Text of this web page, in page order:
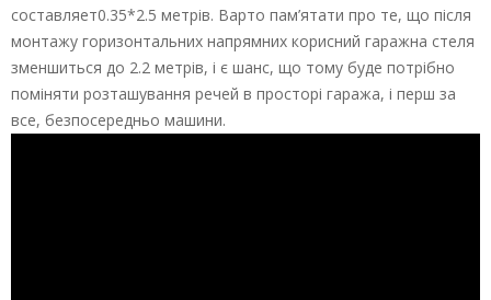
составляет0.35*2.5 метрів. Варто пам’ятати про те, що після
монтажу горизонтальних напрямних корисний гаражна стеля
зменшиться до 2.2 метрів, і є шанс, що тому буде потрібно
поміняти розташування речей в просторі гаража, і перш за
все, безпосередньо машини.